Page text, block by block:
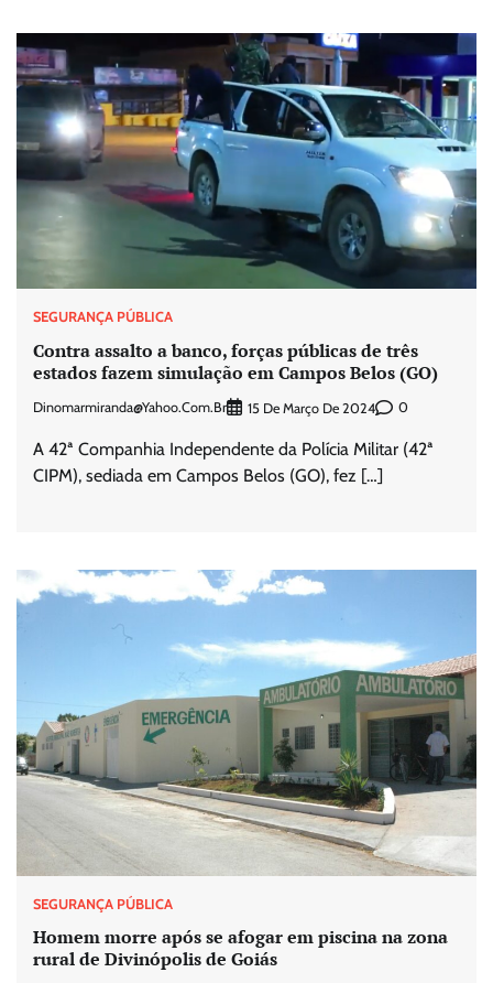
SEGURANÇA PÚBLICA
Contra assalto a banco, forças públicas de três
estados fazem simulação em Campos Belos (GO)
Dinomarmiranda@yahoo.com.br 15 De Março De 2024 0
A 42ª Companhia Independente da Polícia Militar (42ª
CIPM), sediada em Campos Belos (GO), fez […]
SEGURANÇA PÚBLICA
Homem morre após se afogar em piscina na zona
rural de Divinópolis de Goiás